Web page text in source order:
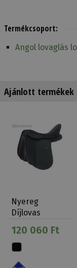
Termékcsoport:
Angol lovaglás
Ajánlott termékek
Nyereg
Díjlovas
Daslö Cseré…
120 060 Ft